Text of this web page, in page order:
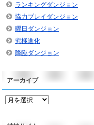
ランキングダンジョン
協力プレイダンジョン
曜日ダンジョン
究極進化
降臨ダンジョン
アーカイブ
ア
カ